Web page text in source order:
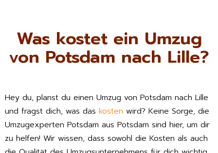
Was kostet ein Umzug
von Potsdam nach Lille?
Hey du, planst du einen Umzug von Potsdam nach Lille
und fragst dich, was das kosten wird? Keine Sorge, die
Umzugexperten Potsdam aus Potsdam sind hier, um dir
zu helfen! Wir wissen, dass sowohl die Kosten als auch